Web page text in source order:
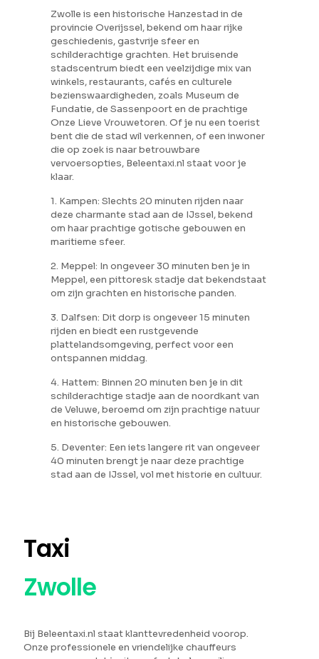
Zwolle is een historische Hanzestad in de
provincie Overijssel, bekend om haar rijke
geschiedenis, gastvrije sfeer en
schilderachtige grachten. Het bruisende
stadscentrum biedt een veelzijdige mix van
winkels, restaurants, cafés en culturele
bezienswaardigheden, zoals Museum de
Fundatie, de Sassenpoort en de prachtige
Onze Lieve Vrouwetoren. Of je nu een toerist
bent die de stad wil verkennen, of een inwoner
die op zoek is naar betrouwbare
vervoersopties, Beleentaxi.nl staat voor je
klaar.
1. Kampen: Slechts 20 minuten rijden naar
deze charmante stad aan de IJssel, bekend
om haar prachtige gotische gebouwen en
maritieme sfeer.
2. Meppel: In ongeveer 30 minuten ben je in
Meppel, een pittoresk stadje dat bekendstaat
om zijn grachten en historische panden.
3. Dalfsen: Dit dorp is ongeveer 15 minuten
rijden en biedt een rustgevende
plattelandsomgeving, perfect voor een
ontspannen middag.
4. Hattem: Binnen 20 minuten ben je in dit
schilderachtige stadje aan de noordkant van
de Veluwe, beroemd om zijn prachtige natuur
en historische gebouwen.
5. Deventer: Een iets langere rit van ongeveer
40 minuten brengt je naar deze prachtige
stad aan de IJssel, vol met historie en cultuur.
Taxi
Zwolle
Bij Beleentaxi.nl staat klanttevredenheid voorop.
Onze professionele en vriendelijke chauffeurs